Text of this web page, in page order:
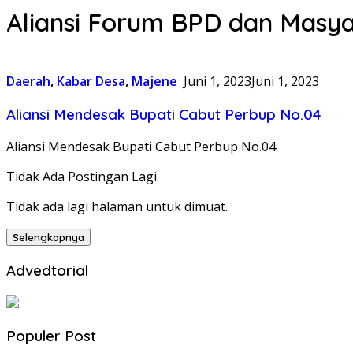
Aliansi Forum BPD dan
Daerah, Kabar Desa, Majene Juni 1, 2023Juni 1, 2023
Aliansi Mendesak Bupati Cabut Perbup No.04
Aliansi Mendesak Bupati Cabut Perbup No.04
Tidak Ada Postingan Lagi.
Tidak ada lagi halaman untuk dimuat.
Selengkapnya
Advedtorial
Populer Post